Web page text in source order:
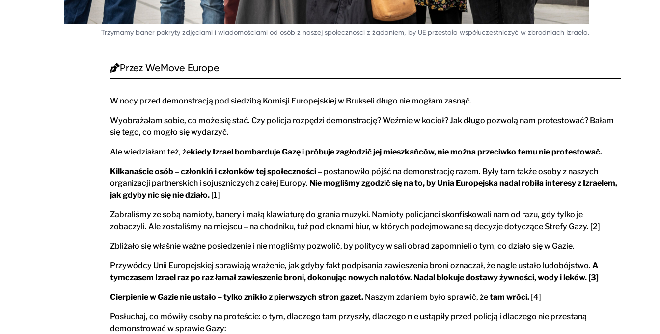
Trzymamy baner pokryty zdjęciami i wiadomościami od osób z naszej społeczności z żądaniem, by UE przestała współuczestniczyć w zbrodniach Izraela.
Przez WeMove Europe
W nocy przed demonstracją pod siedzibą Komisji Europejskiej w Brukseli długo nie mogłam zasnąć.
Wyobrażałam sobie, co może się stać. Czy policja rozpędzi demonstrację? Weźmie w kocioł? Jak długo pozwolą nam protestować? Bałam
się tego, co mogło się wydarzyć.
Ale wiedziałam też, żekiedy Izrael bombarduje Gazę i próbuje zagłodzić jej mieszkańców, nie można przeciwko temu nie protestować.
Kilkanaście osób – członkiń i członków tej społeczności – postanowiło pójść na demonstrację razem. Były tam także osoby z naszych
organizacji partnerskich i sojuszniczych z całej Europy. Nie mogliśmy zgodzić się na to, by Unia Europejska nadal robiła interesy z Izraelem,
jak gdyby nic się nie działo. [1]
Zabraliśmy ze sobą namioty, banery i małą klawiaturę do grania muzyki. Namioty policjanci skonfiskowali nam od razu, gdy tylko je
zobaczyli. Ale zostaliśmy na miejscu – na chodniku, tuż pod oknami biur, w których podejmowane są decyzje dotyczące Strefy Gazy. [2]
Zbliżało się właśnie ważne posiedzenie i nie mogliśmy pozwolić, by politycy w sali obrad zapomnieli o tym, co działo się w Gazie.
Przywódcy Unii Europejskiej sprawiają wrażenie, jak gdyby fakt podpisania zawieszenia broni oznaczał, że nagle ustało ludobójstwo. A
tymczasem Izrael raz po raz łamał zawieszenie broni, dokonując nowych nalotów. Nadal blokuje dostawy żywności, wody i leków. [3]
Cierpienie w Gazie nie ustało – tylko znikło z pierwszych stron gazet. Naszym zdaniem było sprawić, żetam wróci. [4]
Posłuchaj, co mówiły osoby na proteście: o tym, dlaczego tam przyszły, dlaczego nie ustąpiły przed policją i dlaczego nie przestaną
demonstrować w sprawie Gazy: